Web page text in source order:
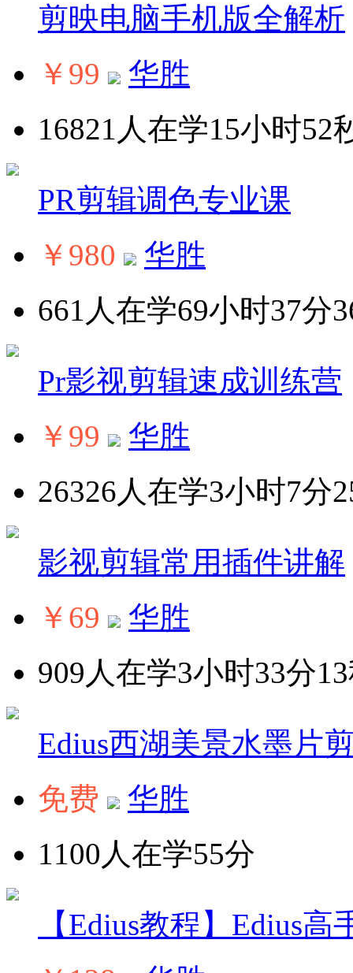
剪映电脑手机版全解析
￥99
华胜
16821人在学15小时52
PR剪辑调色专业课
￥980
华胜
661人在学69小时37分
Pr影视剪辑速成训练营
￥99
华胜
26326人在学3小时7分
影视剪辑常用插件讲解
￥69
华胜
909人在学3小时33分
Edius西湖美景水墨片
免费
华胜
1100人在学55分
【Edius教程】Edius高